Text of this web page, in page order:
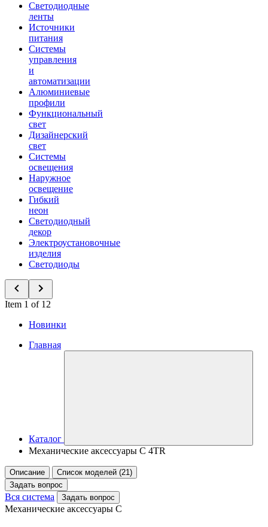
Светодиодные
ленты
Источники
питания
Системы
управления
и
автоматизации
Алюминиевые
профили
Функциональный
свет
Дизайнерский
свет
Системы
освещения
Наружное
освещение
Гибкий
неон
Светодиодный
декор
Электроустановочные
изделия
Светодиоды
Item 1 of 12
Новинки
Главная
Каталог
Механические аксессуары C 4TR
Описание
Список моделей (21)
Задать вопрос
Вся система Задать вопрос
Механические аксессуары C